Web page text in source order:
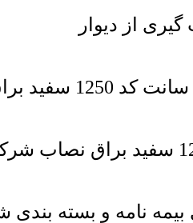
از دیوار
نامه و بسته بندی